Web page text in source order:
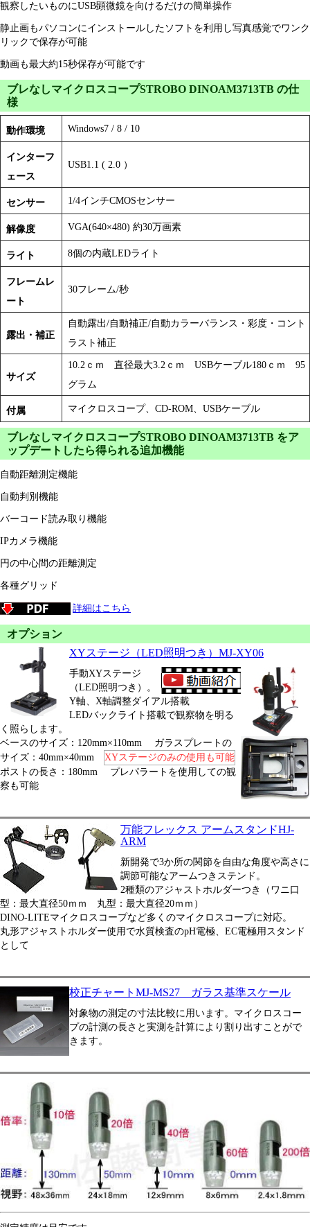
観察したいものにUSB顕微鏡を向けるだけの簡単操作
静止画もパソコンにインストールしたソフトを利用し写真感覚でワンク
リックで保存が可能
動画も最大約15秒保存が可能です
ブレなしマイクロスコープSTROBO DINOAM3713TB の仕
様
動作環境 Windows7 / 8 / 10
インターフ
ェース
USB1.1 ( 2.0 ）
センサー 1/4インチCMOSセンサー
解像度 VGA(640×480) 約30万画素
ライト 8個の内蔵LEDライト
フレームレ
ート
30フレーム/秒
露出・補正
自動露出/自動補正/自動カラーバランス・彩度・コント
ラスト補正
サイズ
10.2ｃｍ 直径最大3.2ｃｍ USBケーブル180ｃｍ 95
グラム
付属 マイクロスコープ、CD-ROM、USBケーブル
ブレなしマイクロスコープSTROBO DINOAM3713TB をア
ップデートしたら得られる追加機能
自動距離測定機能
自動判別機能
バーコード読み取り機能
IPカメラ機能
円の中心間の距離測定
各種グリッド
詳細はこちら
オプション
XYステージ（LED照明つき）MJ-XY06
手動XYステージ
（LED照明つき）。
Y軸、X軸調整ダイアル搭載
LEDバックライト搭載で観察物を明る
く照らします。
ベースのサイズ：120mm×110mm ガラスプレートの
サイズ：40mm×40mm XYステージのみの使用も可能
ポストの長さ：180mm プレパラートを使用しての観
察も可能
万能フレックス アームスタンドHJ-
ARM
新開発で3か所の関節を自由な角度や高さに
調節可能なアームつきステンド。
2種類のアジャストホルダーつき（ワニ口
型：最大直径50ｍｍ 丸型：最大直径20ｍｍ）
DINO-LITEマイクロスコープなど多くのマイクロスコープに対応。
丸形アジャストホルダー使用で水質検査のpH電極、EC電極用スタンド
として
校正チャートMJ-MS27 ガラス基準スケール
対象物の測定の寸法比較に用います。マイクロスコー
プの計測の長さと実測を計算により割り出すことがで
きます。